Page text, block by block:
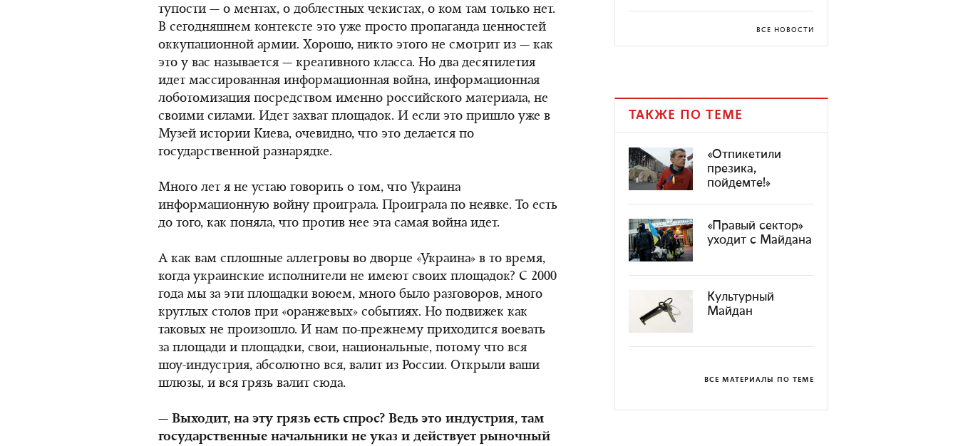
тупости — о ментах, о доблестных чекистах, о ком там только нет.
В сегодняшнем контексте это уже просто пропаганда ценностей
оккупационной армии. Хорошо, никто этого не смотрит из — как
это у вас называется — креативного класса. Но два десятилетия
идет массированная информационная война, информационная
лоботомизация посредством именно российского материала, не
своими силами. Идет захват площадок. И если это пришло уже в
Музей истории Киева, очевидно, что это делается по
государственной разнарядке.
Много лет я не устаю говорить о том, что Украина
информационную войну проиграла. Проиграла по неявке. То есть
до того, как поняла, что против нее эта самая война идет.
А как вам сплошные аллегровы во дворце «Украина» в то время,
когда украинские исполнители не имеют своих площадок? С 2000
года мы за эти площадки воюем, много было разговоров, много
круглых столов при «оранжевых» событиях. Но подвижек как
таковых не произошло. И нам по-прежнему приходится воевать
за площади и площадки, свои, национальные, потому что вся
шоу-индустрия, абсолютно вся, валит из России. Открыли ваши
шлюзы, и вся грязь валит сюда.
— Выходит, на эту грязь есть спрос? Ведь это индустрия, там
государственные начальники не указ и действует рыночный
ВСЕ НОВОСТИ
ТАКЖЕ ПО ТЕМЕ
«Отпикетили
презика,
пойдемте!»
«Правый сектор»
уходит с Майдана
Культурный
Майдан
ВСЕ МАТЕРИАЛЫ ПО ТЕМЕ